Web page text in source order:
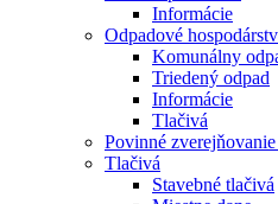
Informácie
Odpadové
Komunálny
Triedený odpad
Informácie
Tlačivá
Povinné
Tlačivá
Stavebné tlačivá